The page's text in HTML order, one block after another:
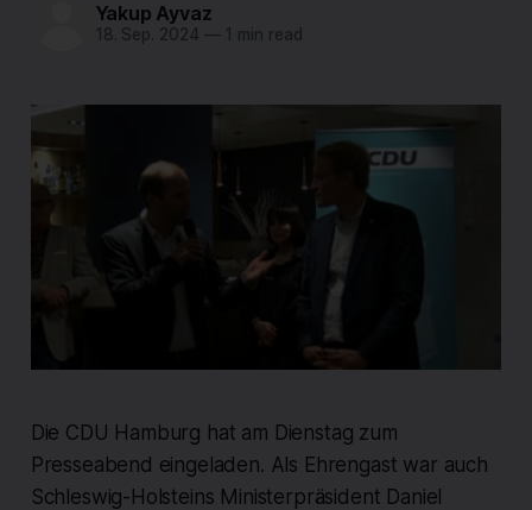
Yakup Ayvaz
18. Sep. 2024 —1 min read
Die CDU Hamburg hat am Dienstag zum
Presseabend eingeladen. Als Ehrengast war auch
Schleswig-Holsteins Ministerpräsident Daniel